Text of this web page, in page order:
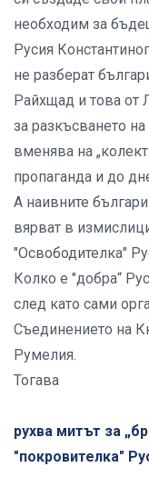
необходим за
Русия
не разберат
Райхщад и това от
за разкъсването
вменява на
пропаганда и до
А наивните
вярват в
"Освободителка"
Колко е "добра“
след като сами
Съединението на
Румелия.
Тогава
рухва митът за
"покровителка"